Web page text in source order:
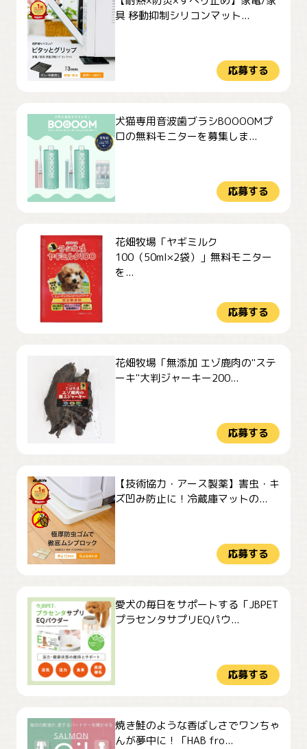
具 移動抑制シリコンマット...
応募する
犬猫専用音波歯ブラシBOOOOMプ
ロの無料モニターを募集しま...
応募する
花畑牧場「ヤギミルク
100（50ml×2袋）」無料モニター
を...
応募する
花畑牧場「無添加 エゾ鹿肉の"ステ
ーキ"大判ジャーキー200...
応募する
【技術協力・アース製薬】害虫・キ
ズ凹み防止に！冷蔵庫マットの...
応募する
愛犬の毎日をサポートする「JBPET
プラセンタサプリEQパウ...
応募する
焼き鮭のような香ばしさでワンちゃ
んが夢中に！「HAB fro...